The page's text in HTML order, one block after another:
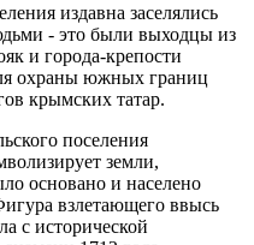
издавна заселялись
- это были выходцы из
и города-крепости
охраны южных границ
крымских татар.
поселения
земли,
основано и населено
взлетающего ввысь
с исторической